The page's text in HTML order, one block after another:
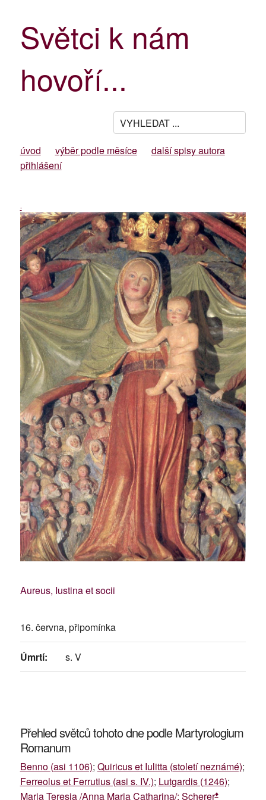
Světci k nám
hovoří...
úvod výběr podle měsíce
další spisy autora
přihlášení
-
Aureus, Iustina et socii
16. června, připomínka
Úmrtí: s. V
Přehled světců tohoto dne podle Martyrologium
Romanum
Benno (asi 1106); Quiricus et Iulitta (století neznámé);
Ferreolus et Ferrutius (asi s. IV.); Lutgardis (1246);
Maria Teresia /Anna Maria Catharina/; Scherer♦